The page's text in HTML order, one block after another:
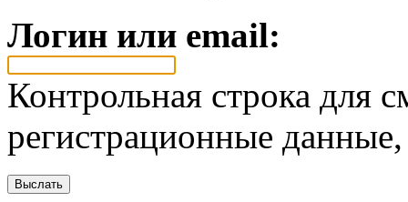
Логин или email:
Контрольная строка для
регистрационные